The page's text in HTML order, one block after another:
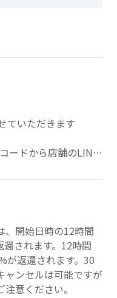
ていただきます
ードから店舗のLINE
ビジター利用＞ご来
させていただきます
、開始日時の12時間
されます。12時間
が返還されます。30
ャンセルは可能ですが
意ください。